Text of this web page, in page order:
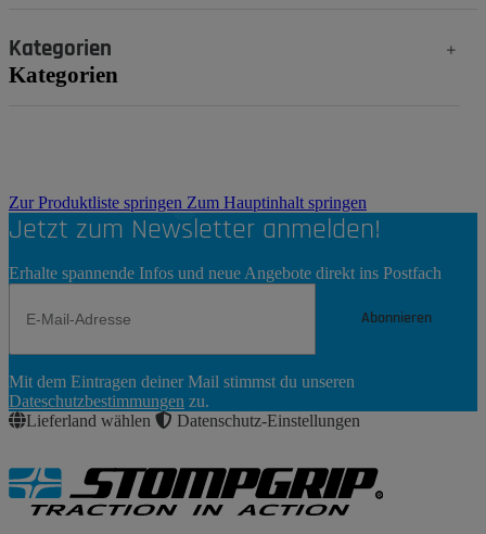
Kategorien
Kategorien
Zur Produktliste springen Zum Hauptinhalt springen
Jetzt zum Newsletter anmelden!
Erhalte spannende Infos und neue Angebote direkt ins Postfach
Abonnieren
Abonnieren
Mit dem Eintragen deiner Mail stimmst du unseren
Dateschutzbestimmungen zu.
Lieferland wählen
Datenschutz-Einstellungen